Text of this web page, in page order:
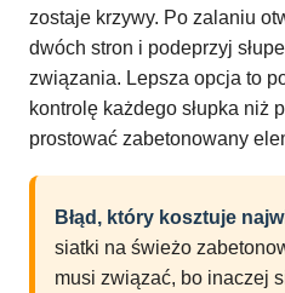
zostaje krzywy. Po zalaniu
dwóch stron i podeprzyj
związania. Lepsza opcja to
kontrolę każdego słupka niż
prostować zabetonowany
Błąd, który kosztuje
siatki na świeżo
musi związać, bo inaczej